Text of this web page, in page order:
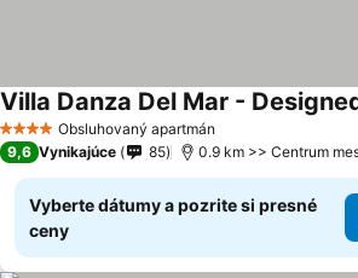
4 Počet hviezdičiek
Obsluhovaný apartmán
Villa Danza Del Mar -
9,6 Vynikajúce 85 0.9 km >> Centrum
Vyberte dátumy a pozrite si presné
ceny